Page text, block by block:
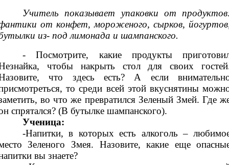
Учитель показывает упаковки от
от конфет, мороженого, сырков,
из- под лимонада и шампанского.
-Посмотрите, какие продукты
чтобы накрыть стол для своих
что здесь есть? А если
то среди всей этой вкуснятины
во что же превратился Зеленый Змей. Где
спрятался? (В бутылке шампанского).
Ученица:
-Напитки, в которых есть алкоголь –
Зеленого Змея. Назовите, какие еще
вы знаете?